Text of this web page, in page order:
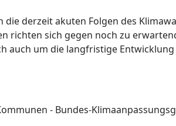
derzeit akuten Folgen des
richten sich gegen noch zu
auch um die langfristige
- Bundes-